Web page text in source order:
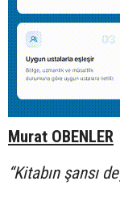
Murat OBENLER
“Kitabın şansı